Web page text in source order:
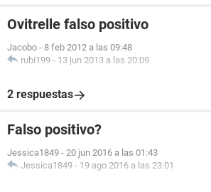
Ovitrelle falso positivo
Jacobo - 8 feb 2012 a las 09:48
rubi199 - 13 jun 2013 a las 20:09
2 respuestas
Falso positivo?
Jessica1849 - 20 jun 2016 a las 01:43
Jessica1849 - 19 ago 2016 a las 23:01